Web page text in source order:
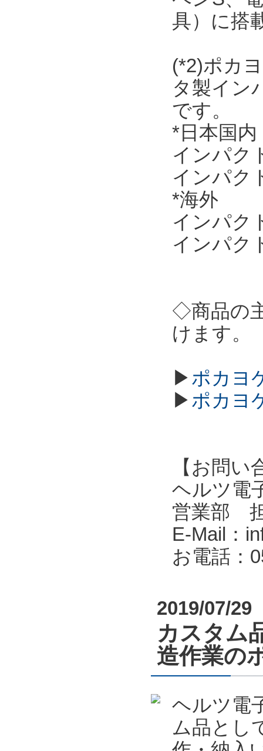
具）に搭
(*2)ポカ
タ製イン
です。
*日本国内
インパク
インパク
*海外
インパク
インパク
◇商品の
けます。
▶ポカヨ
▶ポカヨ
【お問い
ヘルツ電
営業部
E-Mail：
お電話：
2019/07/29
カスタム
造作業の
ヘルツ電
ム品とし